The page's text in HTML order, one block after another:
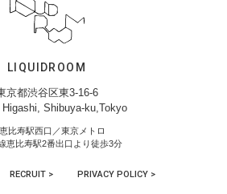
LIQUIDROOM
京都渋谷区東3-16-6
Higashi, Shibuya-ku,Tokyo
比寿駅西口／東京メトロ
恵比寿駅2番出口より徒歩3分
RECRUIT > PRIVACY POLICY >